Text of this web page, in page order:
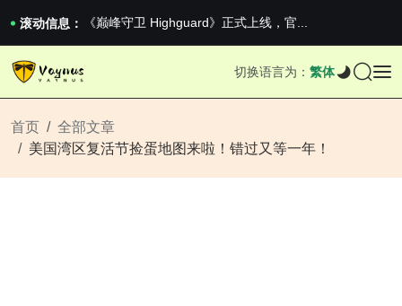
滚动信息：
《巅峰守卫 Highguard》正式上线，官...
iPhone 16e 发布，苹果你不要太离谱
2026澳网男单收官：全满贯对上全满亚，德约...
切换语言为： 繁体
首页
全部文章
美国湾区复活节捡蛋地图来啦！错过又等一年！